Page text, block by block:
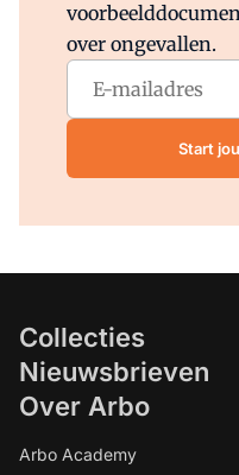
over ongevallen.
Start
Collecties
Nieuwsbrieven
Over Arbo
Arbo Academy